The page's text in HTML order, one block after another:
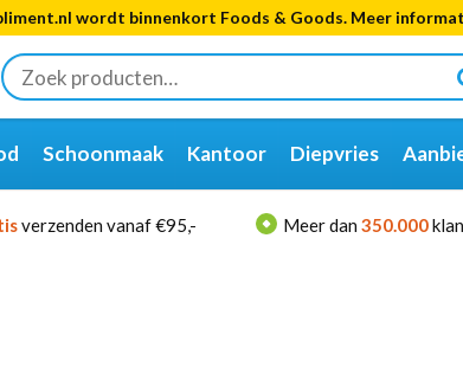
wordt binnenkort Foods & Goods. Meer
Zoeken
naar:
Schoonmaak Kantoor Diepvries
verzenden vanaf €95,- Meer dan 350.000